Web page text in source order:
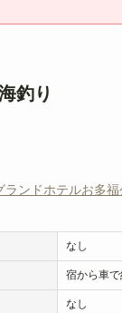
釣り
ランドホテルお多
なし
宿から車
なし